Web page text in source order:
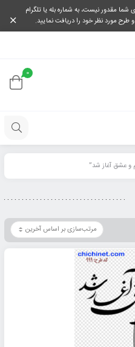
مقدور نیست، به شماره بله یا تلگرام
0
و عشق آغاز شد”